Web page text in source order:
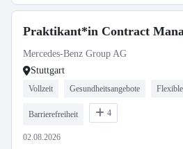
Praktikant*in Contract
Mercedes-Benz Group AG
Stuttgart
Vollzeit Gesundheitsangebote
Barrierefreiheit 4
02.08.2026